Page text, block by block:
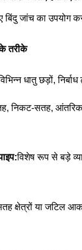
बिंदु जांच का उपयोग
तरीके
धातु छड़ों,
निकट-सतह, आंतरिक
विशेष रूप से बड़े
क्षेत्रों या जटिल